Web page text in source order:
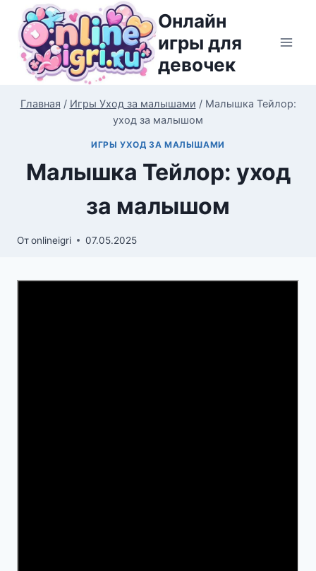
Перейти
содержимому
Онлайн
игры для
девочек
Главная / Игры Уход за малышами / Малышка Тейлор:
уход за малышом
ИГРЫ УХОД ЗА МАЛЫШАМИ
Малышка Тейлор: уход
за малышом
Отonlineigri 07.05.2025